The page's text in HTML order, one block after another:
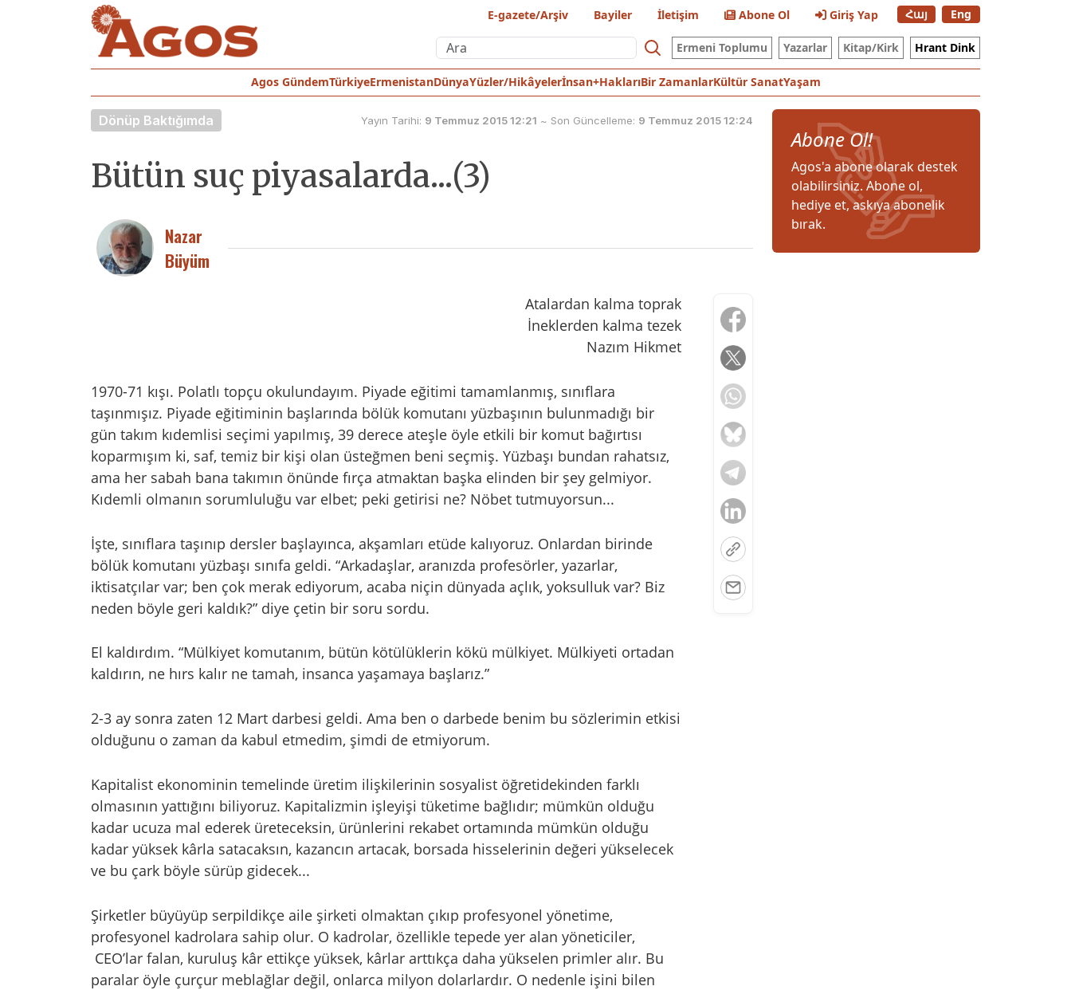
E-gazete/Arşiv Bayiler İletişim Abone Ol Giriş Yap Հայ Eng
Ermeni Toplumu Yazarlar Kitap/Kirk Hrant Dink
Agos GündemTürkiyeErmenistanDünyaYüzler/Hikâyelerİnsan+HaklarıBir ZamanlarKültür SanatYaşam
Dönüp Baktığımda Yayın Tarihi: 9 Temmuz 2015 12:21 ~ Son Güncelleme: 9 Temmuz 2015 12:24
Bütün suç piyasalarda...(3)
Nazar
Büyüm
Atalardan kalma toprak
İneklerden kalma tezek
Nazım Hikmet
1970-71 kışı. Polatlı topçu okulundayım. Piyade eğitimi tamamlanmış, sınıflara
taşınmışız. Piyade eğitiminin başlarında bölük komutanı yüzbaşının bulunmadığı bir
gün takım kıdemlisi seçimi yapılmış, 39 derece ateşle öyle etkili bir komut bağırtısı
koparmışım ki, saf, temiz bir kişi olan üsteğmen beni seçmiş. Yüzbaşı bundan rahatsız,
ama her sabah bana takımın önünde fırça atmaktan başka elinden bir şey gelmiyor.
Kıdemli olmanın sorumluluğu var elbet; peki getirisi ne? Nöbet tutmuyorsun...
İşte, sınıflara taşınıp dersler başlayınca, akşamları etüde kalıyoruz. Onlardan birinde
bölük komutanı yüzbaşı sınıfa geldi. “Arkadaşlar, aranızda profesörler, yazarlar,
iktisatçılar var; ben çok merak ediyorum, acaba niçin dünyada açlık, yoksulluk var? Biz
neden böyle geri kaldık?” diye çetin bir soru sordu.
El kaldırdım. “Mülkiyet komutanım, bütün kötülüklerin kökü mülkiyet. Mülkiyeti ortadan
kaldırın, ne hırs kalır ne tamah, insanca yaşamaya başlarız.”
2-3 ay sonra zaten 12 Mart darbesi geldi. Ama ben o darbede benim bu sözlerimin etkisi
olduğunu o zaman da kabul etmedim, şimdi de etmiyorum.
Kapitalist ekonominin temelinde üretim ilişkilerinin sosyalist öğretidekinden farklı
olmasının yattığını biliyoruz. Kapitalizmin işleyişi tüketime bağlıdır; mümkün olduğu
kadar ucuza mal ederek üreteceksin, ürünlerini rekabet ortamında mümkün olduğu
kadar yüksek kârla satacaksın, kazancın artacak, borsada hisselerinin değeri yükselecek
ve bu çark böyle sürüp gidecek...
Şirketler büyüyüp serpildikçe aile şirketi olmaktan çıkıp profesyonel yönetime,
profesyonel kadrolara sahip olur. O kadrolar, özellikle tepede yer alan yöneticiler,
CEO’lar falan, kuruluş kâr ettikçe yüksek, kârlar arttıkça daha yükselen primler alır. Bu
paralar öyle çurçur meblağlar değil, onlarca milyon dolarlardır. O nedenle işini bilen
Abone Ol!
Agos'a abone olarak destek
olabilirsiniz. Abone ol,
hediye et, askıya abonelik
bırak.